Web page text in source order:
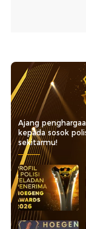
Ajang
kepada sosok
sekitarmu!